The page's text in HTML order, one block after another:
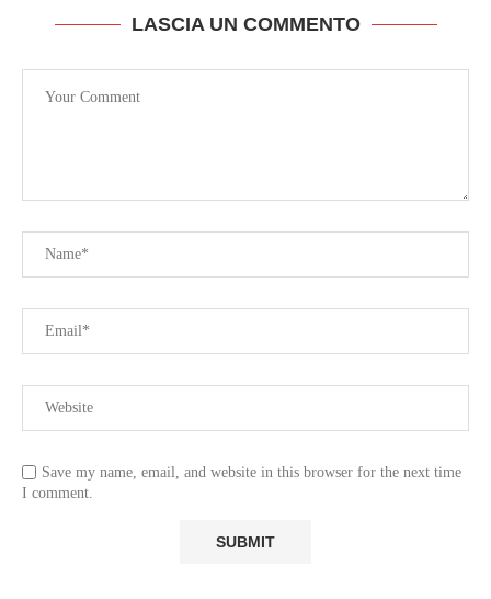
LASCIA UN COMMENTO
Save my name, email, and website in this browser for the next time
I comment.